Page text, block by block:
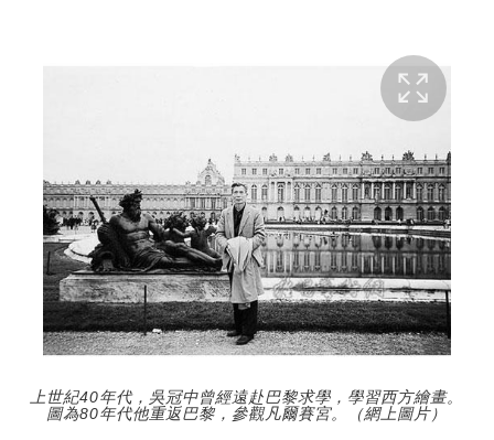
上世紀40年代，吳冠中曾經遠赴巴黎求學，學習西方繪畫。
圖為80年代他重返巴黎，參觀凡爾賽宮。（網上圖片）